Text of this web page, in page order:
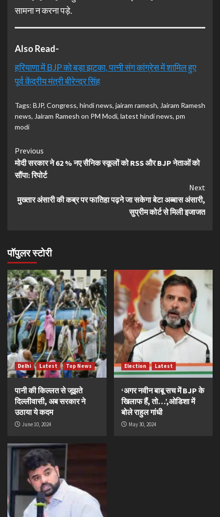
सामना न करना पड़े.
Also Read-
हरियाणा में BJP को बड़ा झटका, पत्नी संग कांग्रेस में शामिल हुए
पूर्व केंद्रीय मंत्री बीरेन्द्र सिंह
Tags: BJP, Congress, hindi news, jairam ramesh, Jairam Ramesh
news, Jairam Ramesh on PM Modi, latest hindi news, pm
modi
Continue
Reading
Previous
मोदी सरकार ने 62 % नए सैनिक स्कूलों को RSS और BJP नेताओं को
सौंपा: रिपोर्ट
Next
मुख्तार अंसारी की कब्र पर फातिहा पढ़ने जा सकेगा बेटा अब्बास अंसारी,
सुप्रीम कोर्ट से मिली इजाजत
पॉपुलर स्टोरी
Delhi Latest Top News
पानी की किल्लत से जूझते
दिल्लीवासी, अब सरकार ने
उठाया ये कदम
June 10, 2024
Election Latest
‘अगर नवीन बाबू सच में BJP के
खिलाफ हैं, तो…’,ओडिशा में
बोले राहुल गांधी
May 30, 2024